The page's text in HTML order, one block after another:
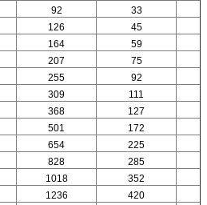
92
33
126
45
164
59
207
75
255
92
309
111
368
127
501
172
654
225
828
285
1018 352
1236 420